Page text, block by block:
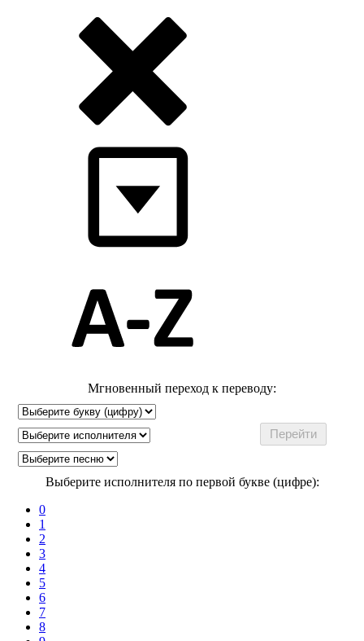
Мгновенный переход к переводу:
Выберите исполнителя по первой букве (цифре):
0
1
2
3
4
5
6
7
8